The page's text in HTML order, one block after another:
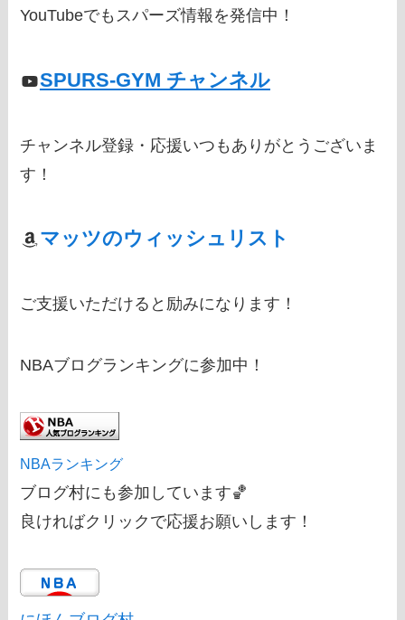
YouTubeでもスパーズ情報を発信中！
SPURS-GYM チャンネル
チャンネル登録・応援いつもありがとうございま
す！
マッツのウィッシュリスト
ご支援いただけると励みになります！
NBAブログランキングに参加中！
NBAランキング
ブログ村にも参加しています🏀
良ければクリックで応援お願いします！